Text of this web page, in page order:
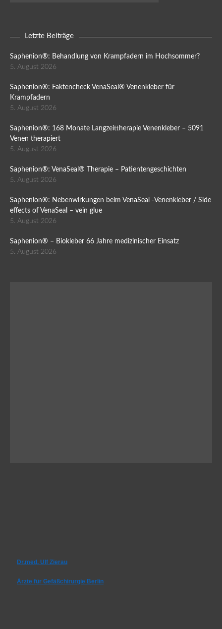
Letzte Beiträge
Saphenion®: Behandlung von Krampfadern im Hochsommer?
5. August 2026
Saphenion®: Faktencheck VenaSeal® Venenkleber für
Krampfadern
5. August 2026
Saphenion®: 168 Monate Langzeittherapie Venenkleber – 5091
Venen therapiert
5. August 2026
Saphenion®: VenaSeal® Therapie – Patientengeschichten
5. August 2026
Saphenion®: Nebenwirkungen beim VenaSeal -Venenkleber / Side
effects of VenaSeal – vein glue
5. August 2026
Saphenion® – Biokleber 66 Jahre medizinischer Einsatz
5. August 2026
Dr.med. Ulf Zierau
Ärzte für Gefäßchirurgie Berlin